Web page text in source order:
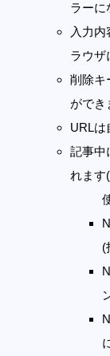
ラーに
入力
ラウザ
削除キ
ができ
URLは
記事中
れます
(